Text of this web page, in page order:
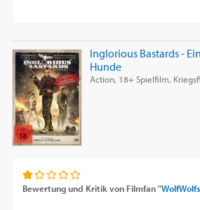
Inglorious Bastards -
Hunde
Action, 18+ Spielfilm,
Bewertung und Kritik von Filmfan "